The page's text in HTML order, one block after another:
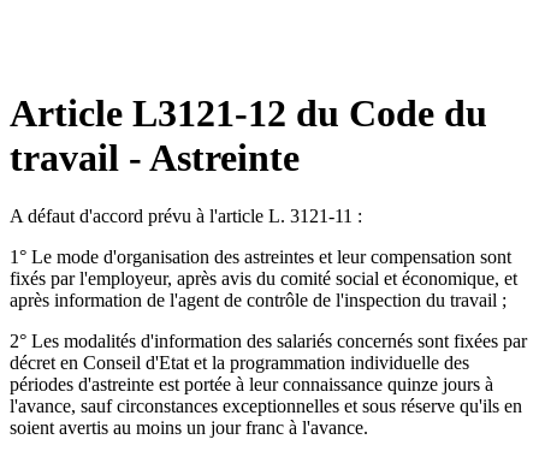
Article L3121-12 du Code du
travail - Astreinte
A défaut d'accord prévu à l'article L. 3121-11 :
1° Le mode d'organisation des astreintes et leur compensation sont
fixés par l'employeur, après avis du comité social et économique, et
après information de l'agent de contrôle de l'inspection du travail ;
2° Les modalités d'information des salariés concernés sont fixées par
décret en Conseil d'Etat et la programmation individuelle des
périodes d'astreinte est portée à leur connaissance quinze jours à
l'avance, sauf circonstances exceptionnelles et sous réserve qu'ils en
soient avertis au moins un jour franc à l'avance.